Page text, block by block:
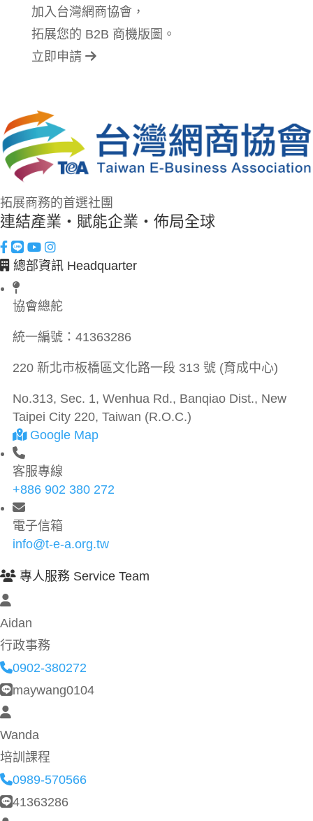
加入台灣網商協會，
拓展您的 B2B 商機版圖。
立即申請
拓展商務的首選社團
連結產業・賦能企業・佈局全球
總部資訊 Headquarter
協會總舵
統一編號： 41363286
220 新北市板橋區文化路一段 313 號 (育成中心)
No.313, Sec. 1, Wenhua Rd., Banqiao Dist., New
Taipei City 220, Taiwan (R.O.C.)
Google Map
客服專線
+886 902 380 272
電子信箱
info@t-e-a.org.tw
專人服務 Service Team
Aidan
行政事務
0902-380272
maywang0104
Wanda
培訓課程
0989-570566
41363286